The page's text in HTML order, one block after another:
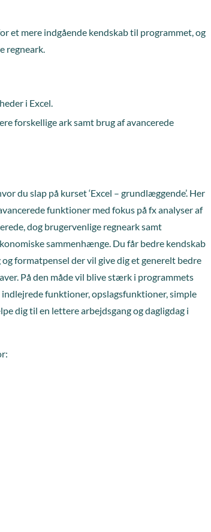
et mere indgående kendskab til programmet, og
regneark.
i Excel.
forskellige ark samt brug af avancerede
du slap på kurset ‘Excel – grundlæggende’. Her
funktioner med fokus på fx analyser af
dog brugervenlige regneark samt
sammenhænge. Du får bedre kendskab
formatpensel der vil give dig et generelt bedre
På den måde vil blive stærk i programmets
funktioner, opslagsfunktioner, simple
dig til en lettere arbejdsgang og dagligdag i